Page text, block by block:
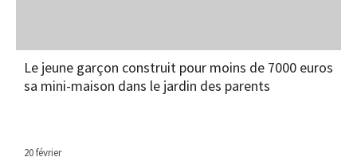
Le jeune garçon construit pour moins de 7000 euros
sa mini-maison dans le jardin des parents
20 février